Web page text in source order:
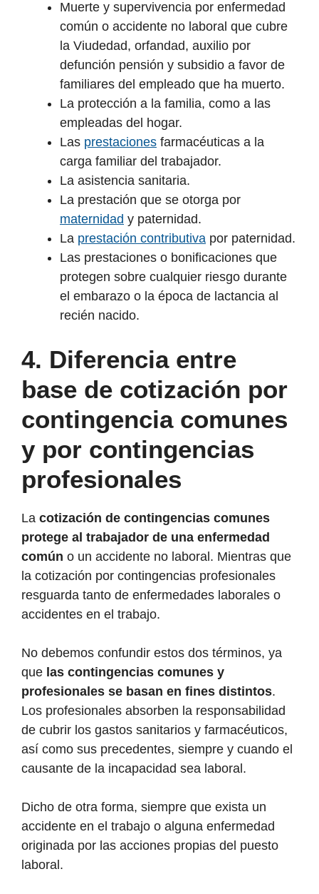
Muerte y supervivencia por enfermedad
común o accidente no laboral que cubre
la Viudedad, orfandad, auxilio por
defunción pensión y subsidio a favor de
familiares del empleado que ha muerto.
La protección a la familia, como a las
empleadas del hogar.
Las prestaciones farmacéuticas a la
carga familiar del trabajador.
La asistencia sanitaria.
La prestación que se otorga por
maternidad y paternidad.
La prestación contributiva por paternidad.
Las prestaciones o bonificaciones que
protegen sobre cualquier riesgo durante
el embarazo o la época de lactancia al
recién nacido.
4. Diferencia entre
base de cotización por
contingencia comunes
y por contingencias
profesionales
La cotización de contingencias comunes
protege al trabajador de una enfermedad
común o un accidente no laboral. Mientras que
la cotización por contingencias profesionales
resguarda tanto de enfermedades laborales o
accidentes en el trabajo.
No debemos confundir estos dos términos, ya
que las contingencias comunes y
profesionales se basan en fines distintos.
Los profesionales absorben la responsabilidad
de cubrir los gastos sanitarios y farmacéuticos,
así como sus precedentes, siempre y cuando el
causante de la incapacidad sea laboral.
Dicho de otra forma, siempre que exista un
accidente en el trabajo o alguna enfermedad
originada por las acciones propias del puesto
laboral.